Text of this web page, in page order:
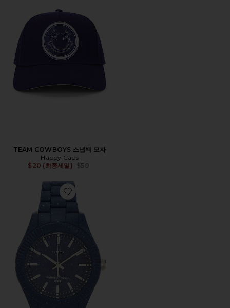
TEAM COWBOYS 스냅백 모자
Happy Caps
$20 (최종세일) Previous price:
$50
Favorite 시계